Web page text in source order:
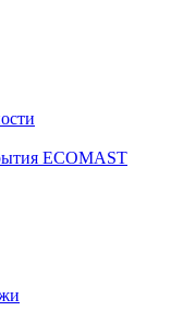
ECOMAST